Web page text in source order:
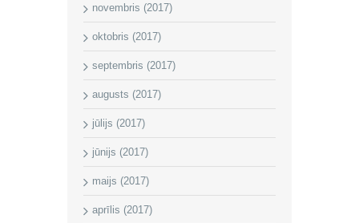
novembris (2017)
oktobris (2017)
septembris (2017)
augusts (2017)
jūlijs (2017)
jūnijs (2017)
maijs (2017)
aprīlis (2017)